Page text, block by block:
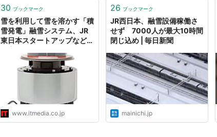
30 ブックマーク
雪を利用して雪を溶かす「積
雪発電」融雪システム、JR
東日本スタートアップなど実
www.itmedia.co.jp
26 ブックマーク
JR西日本、融雪設備稼働さ
せず 7000人が最大10時間
閉じ込め | 毎日新聞
mainichi.jp